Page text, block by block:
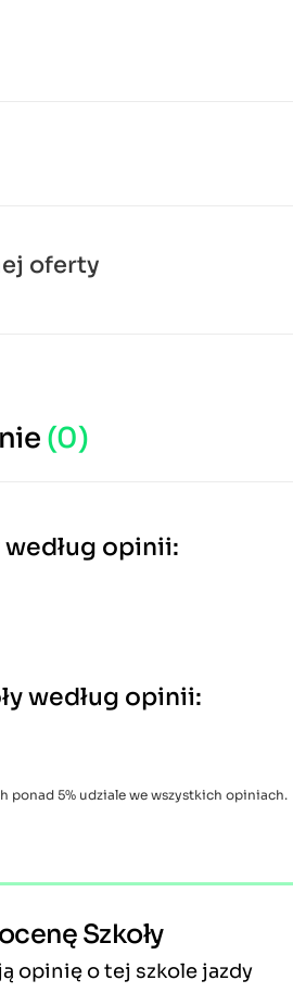
oferty
(0)
według opinii:
według opinii:
ponad 5% udziale we wszystkich opiniach.
Szkoły
opinię o tej szkole jazdy